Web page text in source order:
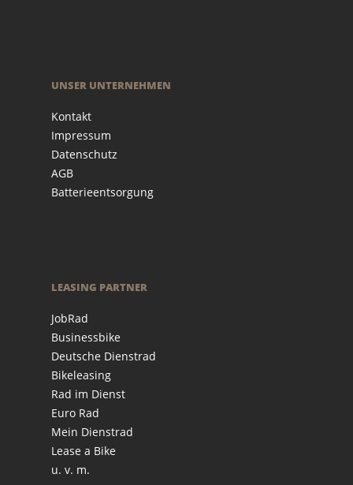
UNSER UNTERNEHMEN
Kontakt
Impressum
Datenschutz
AGB
Batterieentsorgung
LEASING PARTNER
JobRad
Businessbike
Deutsche Dienstrad
Bikeleasing
Rad im Dienst
Euro Rad
Mein Dienstrad
Lease a Bike
u. v. m.